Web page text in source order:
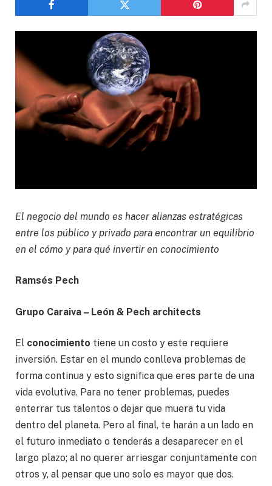
El negocio del mundo es hacer alianzas estratégicas
entre los público y privado para encontrar un equilibrio
en el cómo y para qué invertir en conocimiento
Ramsés Pech
Grupo Caraiva – León & Pech architects
El conocimiento tiene un costo y este requiere
inversión. Estar en el mundo conlleva problemas de
forma continua y esto significa que eres parte de una
vida evolutiva. Para no tener problemas, puedes
enterrar tus talentos o dejar que muera tu vida
dentro del planeta. Pero al final, te harán a un lado en
el futuro inmediato o tenderás a desaparecer en el
largo plazo; al no querer arriesgar conjuntamente con
otros y, al pensar que uno solo es mayor que dos.